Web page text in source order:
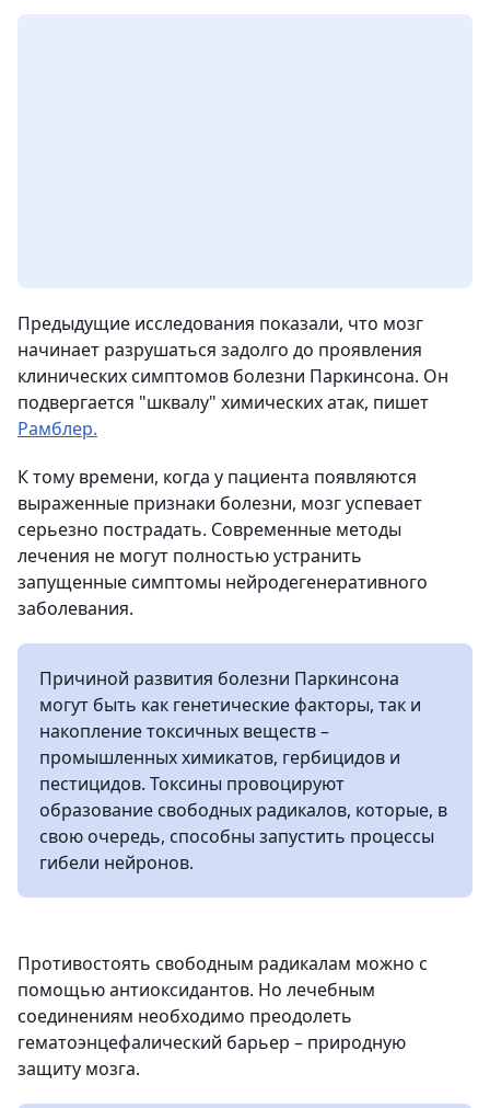
Предыдущие исследования показали, что мозг
начинает разрушаться задолго до проявления
клинических симптомов болезни Паркинсона. Он
подвергается "шквалу" химических атак, пишет
Рамблер.
К тому времени, когда у пациента появляются
выраженные признаки болезни, мозг успевает
серьезно пострадать. Современные методы
лечения не могут полностью устранить
запущенные симптомы нейродегенеративного
заболевания.
Причиной развития болезни Паркинсона
могут быть как генетические факторы, так и
накопление токсичных веществ –
промышленных химикатов, гербицидов и
пестицидов. Токсины провоцируют
образование свободных радикалов, которые, в
свою очередь, способны запустить процессы
гибели нейронов.
Противостоять свободным радикалам можно с
помощью антиоксидантов. Но лечебным
соединениям необходимо преодолеть
гематоэнцефалический барьер – природную
защиту мозга.